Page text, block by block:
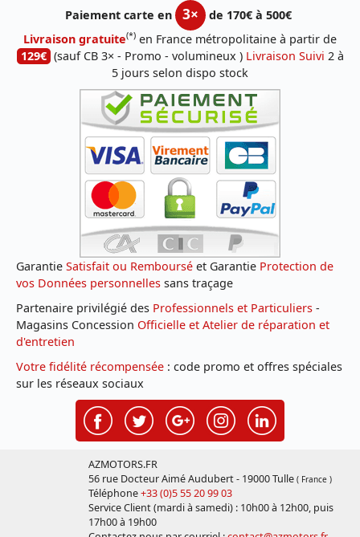
Paiement carte en
3×
de 170€ à 500€
Livraison gratuite(*) en France métropolitaine à partir de
129€ (sauf CB 3× - Promo - volumineux ) Livraison Suivi 2 à
5 jours selon dispo stock
Garantie Satisfait ou Remboursé et Garantie Protection de
vos Données personnelles sans traçage
Partenaire privilégié des Professionnels et Particuliers -
Magasins Concession Officielle et Atelier de réparation et
d'entretien
Votre fidélité récompensée : code promo et offres spéciales
sur les réseaux sociaux
AZMOTORS.FR
56 rue Docteur Aimé Audubert - 19000 Tulle ( France )
Téléphone+33 (0)5 55 20 99 03
Service Client (mardi à samedi) : 10h00 à 12h00, puis
17h00 à 19h00